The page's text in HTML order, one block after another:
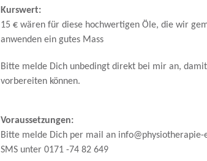
Kurswert:
15 € wären für diese hochwertigen Öle, die wir
anwenden ein gutes Mass
Bitte melde Dich unbedingt direkt bei mir an,
vorbereiten können.
Voraussetzungen:
Bitte melde Dich per mail an info@physiotherapie-
SMS unter 0171 -74 82 649